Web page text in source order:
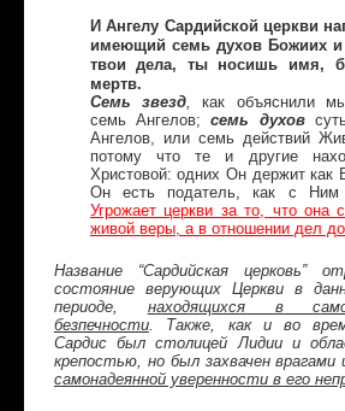
И Ангелу Сардийской церкви
имеющий семь духов Божиих и
твои дела, ты носишь имя,
мертв.
Семь звезд,
как объяснили
семь Ангелов;семь духов
Ангелов, или семь действий
потому что те и другие
Христовой: одних Он держит как
Он есть податель, как с
Угрожает церкви за то, что она
живой веры, а в отношении дел
Название “Сардийская церковь”
состояние верующих Церкви в
периоде, находящихся в
безпечности. Также, как и во
Сардис был столицей Лидии и
крепостью, но был захвачен врагами
самонадеянной уверенности в его